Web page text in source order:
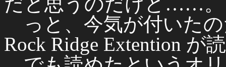
っと、今気が付いた
Rock Ridge Extention が